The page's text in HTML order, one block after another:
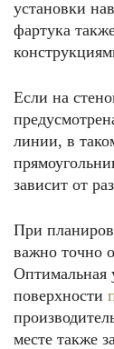
установки
фартука
Если на
линии, в
зависит от
При
важно точно
Оптимальная
поверхности
месте также